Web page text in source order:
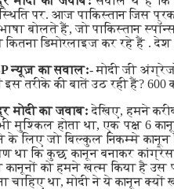
पर. आज पाकिस्तान जिस
बोलते हैं, जो पाकिस्तान
डिमोरलाइज कर रहे हैं .
न्यूज़ का सवालः- मोदी जी
इस तरीके की बातें उठ रही हैं? 600
मोदी का जवाबः देखिए, हमने
मुश्किल होता था, एक पक्ष 6
के लिए जो बिल्कुल निकम्मे कानून
था कि कुछ कानून बनाकर
कानूनों को हमने खत्म किया है उस
चाहिए था, मोदी ने ये कानून